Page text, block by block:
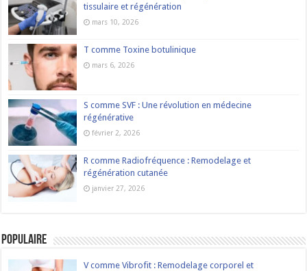
tissulaire et régénération
mars 10, 2026
T comme Toxine botulinique
mars 6, 2026
S comme SVF : Une révolution en médecine
régénérative
février 2, 2026
R comme Radiofréquence : Remodelage et
régénération cutanée
janvier 27, 2026
Populaire
V comme Vibrofit : Remodelage corporel et